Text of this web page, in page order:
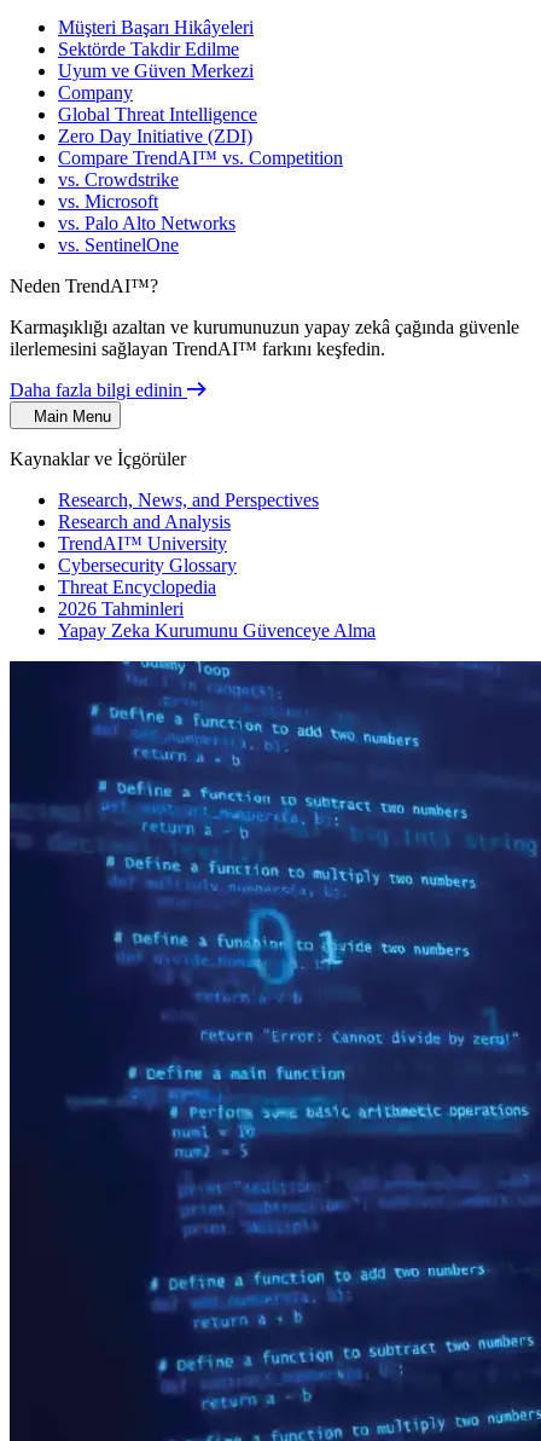
Müşteri Başarı Hikâyeleri
Sektörde Takdir Edilme
Uyum ve Güven Merkezi
Company
Global Threat Intelligence
Zero Day Initiative (ZDI)
Compare TrendAI™ vs. Competition
vs. Crowdstrike
vs. Microsoft
vs. Palo Alto Networks
vs. SentinelOne
Neden TrendAI™?
Karmaşıklığı azaltan ve kurumunuzun yapay zekâ çağında güvenle
ilerlemesini sağlayan TrendAI™ farkını keşfedin.
Daha fazla bilgi edinin
Main Menu
Kaynaklar ve İçgörüler
Research, News, and Perspectives
Research and Analysis
TrendAI™ University
Cybersecurity Glossary
Threat Encyclopedia
2026 Tahminleri
Yapay Zeka Kurumunu Güvenceye Alma